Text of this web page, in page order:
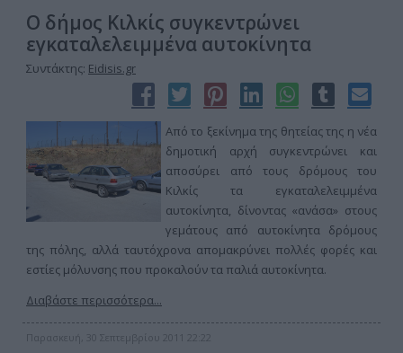
Ο δήμος Κιλκίς συγκεντρώνει
εγκαταλελειμμένα αυτοκίνητα
Συντάκτης: Eidisis.gr
Από το ξεκίνημα της θητείας της η νέα
δημοτική αρχή συγκεντρώνει και
αποσύρει από τους δρόμους του
Κιλκίς τα εγκαταλελειμμένα
αυτοκίνητα, δίνοντας «ανάσα» στους
γεμάτους από αυτοκίνητα δρόμους
της πόλης, αλλά ταυτόχρονα απομακρύνει πολλές φορές και
εστίες μόλυνσης που προκαλούν τα παλιά αυτοκίνητα.
Διαβάστε περισσότερα...
Παρασκευή, 30 Σεπτεμβρίου 2011 22:22